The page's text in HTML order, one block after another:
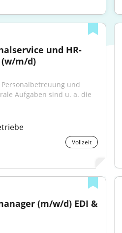
und HR-
(w/m/d)
Aufgaben sind u. a. die
Vollzeit